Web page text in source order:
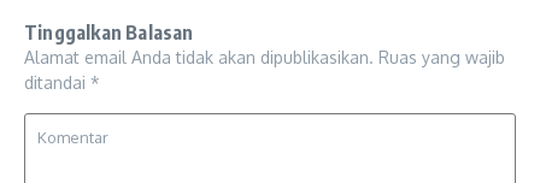
Tinggalkan Balasan
Alamat email Anda tidak akan dipublikasikan. Ruas yang wajib
ditandai *